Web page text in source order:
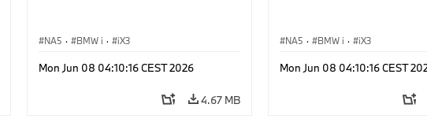
NA5 · BMW i · iX3
Mon Jun 08 04:10:16 CEST 2026
4.67 MB
NA5 · BMW i · iX3
Mon Jun 08 04:10:16 CEST